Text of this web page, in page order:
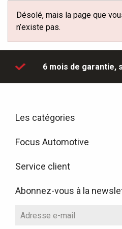
Désolé, mais la page que
n’existe pas.
6 mois de garantie,
Les catégories
Focus Automotive
Service client
Abonnez-vous à la